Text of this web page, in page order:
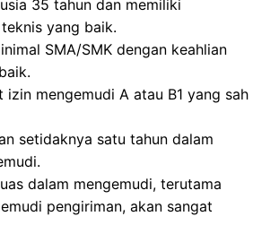
35 tahun dan memiliki
yang baik.
SMA/SMK dengan keahlian
izin mengemudi A atau B1 yang sah
setidaknya satu tahun dalam
dalam mengemudi, terutama
pengiriman, akan sangat